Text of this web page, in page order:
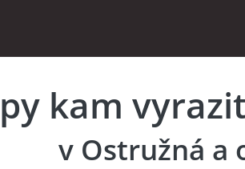
kam
v Ostružná a